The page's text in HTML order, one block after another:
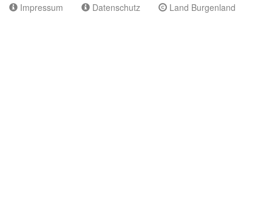
Impressum Datenschutz Land Burgenland